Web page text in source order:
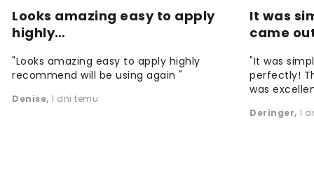
Looks amazing easy to apply
highly…
"Looks amazing easy to apply highly
recommend will be using again "
Denise, 1 dni temu
It was
came
"It was
perfectly!
was
Deringer, 1